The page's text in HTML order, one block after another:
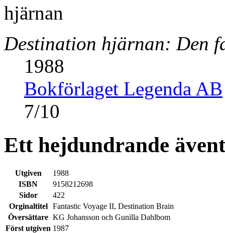
Destination hjärnan: Den
1988
Bokförlaget Legenda AB
7/10
Ett hejdundrande
Utgiven
1988
ISBN
9158212698
Sidor
422
Orginaltitel
Fantastic Voyage II, Destination Brain
Översättare KG Johansson och Gunilla Dahlbom
Först utgiven 1987